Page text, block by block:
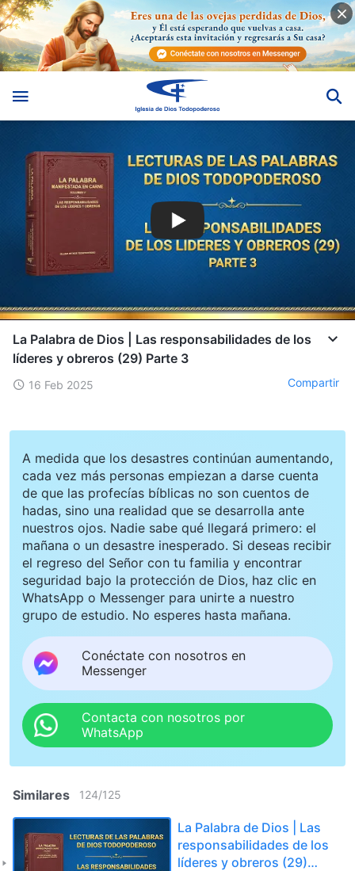
La Palabra de Dios | Las responsabilidades de los
líderes y obreros (29) Parte 3
16 Feb 2025 Compartir
A medida que los desastres continúan aumentando,
cada vez más personas empiezan a darse cuenta
de que las profecías bíblicas no son cuentos de
hadas, sino una realidad que se desarrolla ante
nuestros ojos. Nadie sabe qué llegará primero: el
mañana o un desastre inesperado. Si deseas recibir
el regreso del Señor con tu familia y encontrar
seguridad bajo la protección de Dios, haz clic en
WhatsApp o Messenger para unirte a nuestro
grupo de estudio. No esperes hasta mañana.
Conéctate con nosotros en
Messenger
Contacta con nosotros por
WhatsApp
Similares 124/125
La Palabra de Dios | Las
responsabilidades de los
líderes y obreros (29)